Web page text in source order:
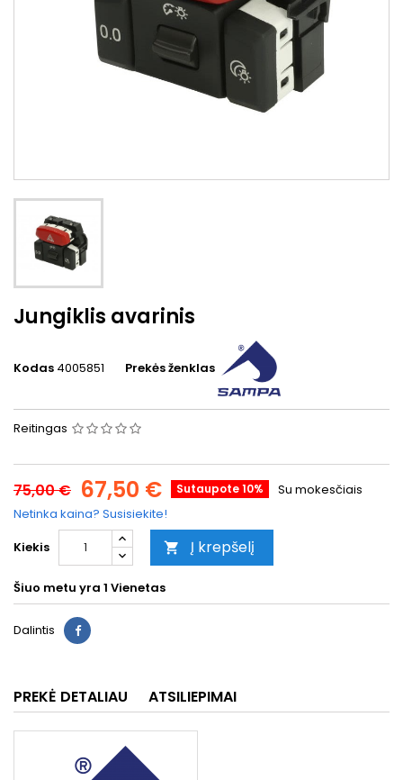
Jungiklis avarinis
Kodas 4005851 Prekės ženklas
Reitingas
75,00 € 67,50 € Sutaupote 10%
Su mokesčiais
Netinka kaina? Susisiekite!
Kiekis
 Į krepšelį
Šiuo metu yra 1 Vienetas
Dalintis
PREKĖ DETALIAU ATSILIEPIMAI